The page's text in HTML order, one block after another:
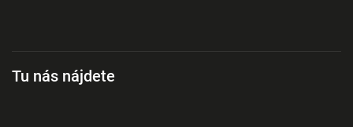
Tu nás nájdete